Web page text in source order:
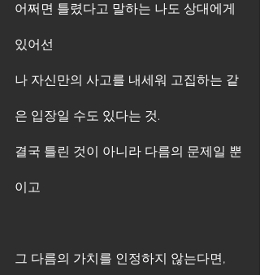
어쩌면 틀렸다고 말하는 나도 상대에게
있어선
나 자신만의 사고를 내세워 고집하는 같
은 입장일 수도 있다는 것.
결국 틀린 것이 아니라 다름의 문제일 뿐
이고
그 다름의 가치를 인정하지 않는다면,